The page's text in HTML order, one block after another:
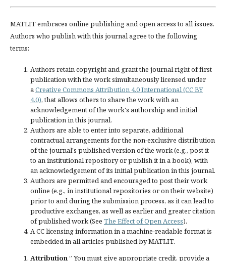
MATLIT embraces online publishing and open access to all issues.
Authors who publish with this journal agree to the following
terms:
Authors retain copyright and grant the journal right of first
publication with the work simultaneously licensed under
a Creative Commons Attribution 4.0 International (CC BY
4.0), that allows others to share the work with an
acknowledgement of the work's authorship and initial
publication in this journal.
Authors are able to enter into separate, additional
contractual arrangements for the non-exclusive distribution
of the journal's published version of the work (e.g., post it
to an institutional repository or publish it in a book), with
an acknowledgement of its initial publication in this journal.
Authors are permitted and encouraged to post their work
online (e.g., in institutional repositories or on their website)
prior to and during the submission process, as it can lead to
productive exchanges, as well as earlier and greater citation
of published work (See The Effect of Open Access).
A CC licensing information in a machine-readable format is
embedded in all articles published by MATLIT.
Attribution ” You must give appropriate credit, provide a